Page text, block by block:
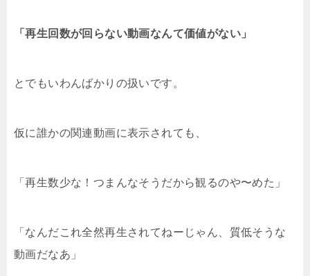
「再生回数が回らない動画なんて価値がない」
とでもいわんばかりの扱いです。
仮に誰かの関連動画に表示されても、
「再生数少な！つまんなそうだから観るのや〜めた」
「なんだこれ全然再生されてねーじゃん、質低そうな
動画だなあ」